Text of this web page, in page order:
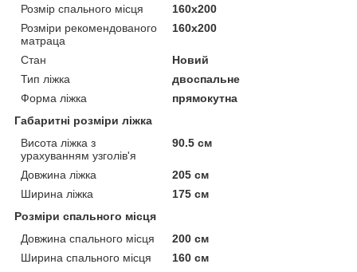
Розмір спального місця
160х200
Розміри рекомендованого
матраца
160х200
Стан
Новий
Тип ліжка
двоспальне
Форма ліжка
прямокутна
Габаритні розміри ліжка
Висота ліжка з
урахуванням узголів'я
90.5 см
Довжина ліжка
205 см
Ширина ліжка
175 см
Розміри спального місця
Довжина спального місця
200 см
Ширина спального місця
160 см